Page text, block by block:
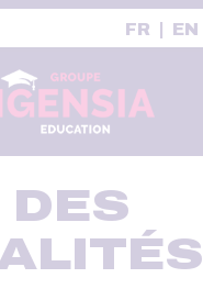
FR EN
DES